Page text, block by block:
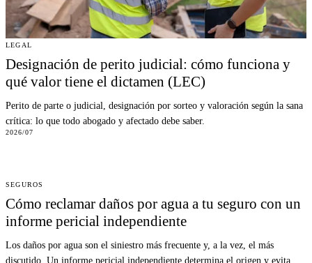
LEGAL
Designación de perito judicial: cómo funciona y
qué valor tiene el dictamen (LEC)
Perito de parte o judicial, designación por sorteo y valoración según la sana
crítica: lo que todo abogado y afectado debe saber.
2026/07
SEGUROS
Cómo reclamar daños por agua a tu seguro con un
informe pericial independiente
Los daños por agua son el siniestro más frecuente y, a la vez, el más
discutido. Un informe pericial independiente determina el origen y evita